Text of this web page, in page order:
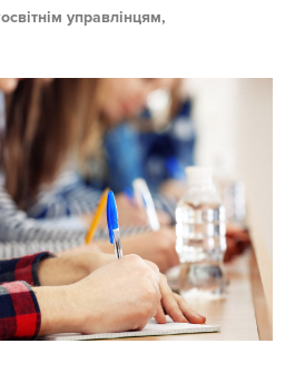
освітнім управлінцям,